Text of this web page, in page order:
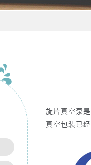
旋片真空泵
真空包装已